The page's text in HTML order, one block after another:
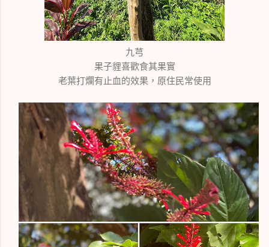
九芎
果子貍喜歡食其果實
老葉打爛有止血的效果，原住民常使用